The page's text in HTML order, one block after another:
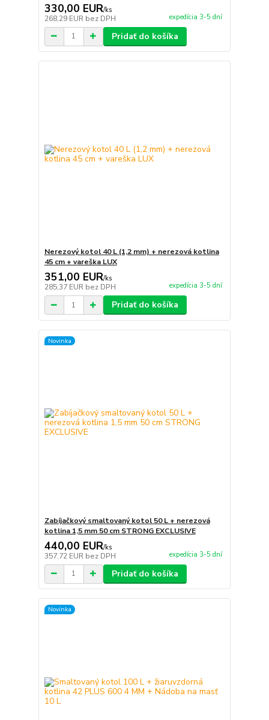
330,00 EUR/ks
268,29 EUR bez DPH expedícia 3-5 dní
Pridať do košíka
Nerezový kotol 40 L (1,2 mm) + nerezová kotlina
45 cm + vareška LUX
351,00 EUR/ks
285,37 EUR bez DPH expedícia 3-5 dní
Pridať do košíka
Novinka
Zabíjačkový smaltovaný kotol 50 L + nerezová
kotlina 1,5 mm 50 cm STRONG EXCLUSIVE
440,00 EUR/ks
357,72 EUR bez DPH expedícia 3-5 dní
Pridať do košíka
Novinka